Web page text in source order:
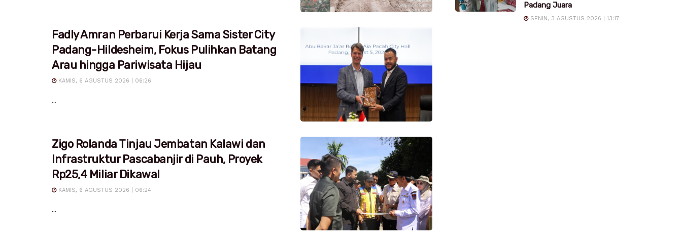
Fadly Amran Perbarui Kerja Sama Sister City
Padang-Hildesheim, Fokus Pulihkan Batang
Arau hingga Pariwisata Hijau
KAMIS, 6 AGUSTUS 2026 | 06:26
...
Zigo Rolanda Tinjau Jembatan Kalawi dan
Infrastruktur Pascabanjir di Pauh, Proyek
Rp25,4 Miliar Dikawal
KAMIS, 6 AGUSTUS 2026 | 06:24
...
Padang Juara
SENIN, 3 AGUSTUS 2026 | 13:17